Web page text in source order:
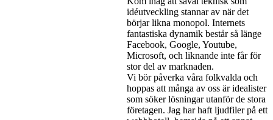
idéutveckling stannar av när det
börjar likna monopol. Internets
fantastiska dynamik består så länge
Facebook, Google, Youtube,
Microsoft, och liknande inte får för
stor del av marknaden.
Vi bör påverka våra folkvalda och
hoppas att många av oss är idealister
som söker lösningar utanför de stora
företagen. Jag har haft ljudfiler på ett